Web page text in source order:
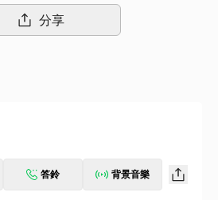
分享
答鈴 背景音樂